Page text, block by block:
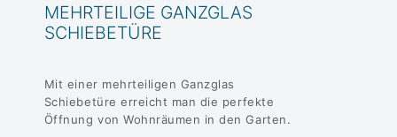
MEHRTEILIGE GANZGLAS
SCHIEBETÜRE
Mit einer mehrteiligen Ganzglas
Schiebetüre erreicht man die perfekte
Öffnung von Wohnräumen in den Garten.